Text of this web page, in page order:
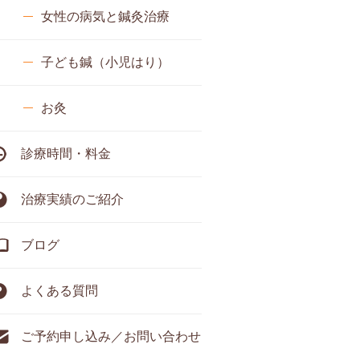
女性の病気と鍼灸治療
子ども鍼（小児はり）
お灸
診療時間・料金
治療実績のご紹介
ブログ
よくある質問
ご予約申し込み／お問い合わせ